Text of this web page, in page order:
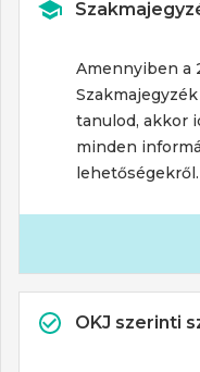
Amennyiben a
tanulod, akkor
minden
lehetőségekről.
OKJ szerinti